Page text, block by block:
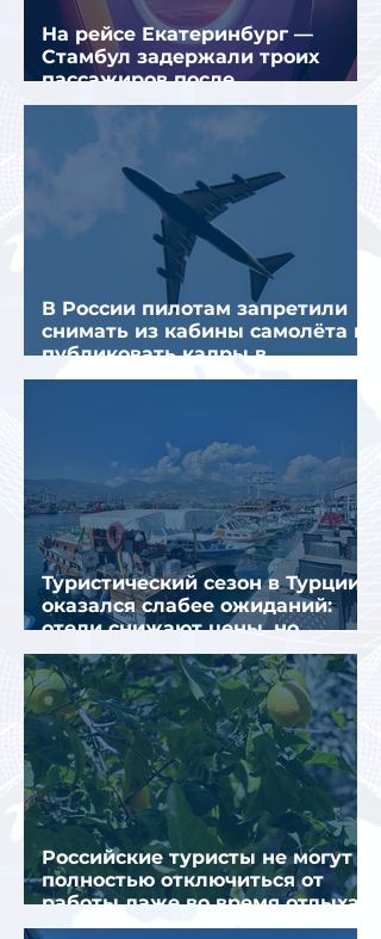
На рейсе Екатеринбург —
Стамбул задержали троих
пассажиров после
предполагаемой серии краж
В России пилотам запретили
снимать из кабины самолёта и
публиковать кадры в
интернете
Туристический сезон в Турции
оказался слабее ожиданий:
отели снижают цены, но
загрузка остается низкой
Российские туристы не могут
полностью отключиться от
работы даже во время отдыха
в Турции